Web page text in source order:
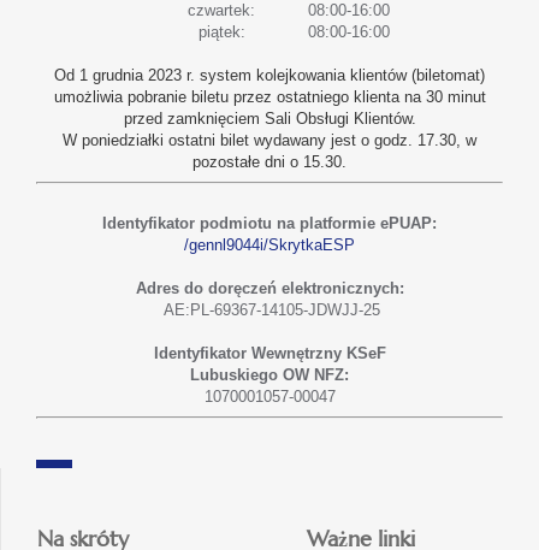
czwartek:
08:00-16:00
piątek:
08:00-16:00
Od 1 grudnia 2023 r. system kolejkowania klientów (biletomat)
umożliwia pobranie biletu przez ostatniego klienta na 30 minut
przed zamknięciem Sali Obsługi Klientów.
W poniedziałki ostatni bilet wydawany jest o godz. 17.30, w
pozostałe dni o 15.30.
Identyfikator podmiotu na platformie ePUAP:
/gennl9044i/SkrytkaESP
Adres do doręczeń elektronicznych:
AE:PL-69367-14105-JDWJJ-25
Identyfikator Wewnętrzny KSeF
Lubuskiego OW NFZ:
1070001057-00047
Na skróty Ważne linki